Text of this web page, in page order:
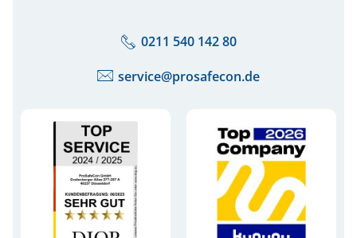
0211 540 142 80
service@prosafecon.de